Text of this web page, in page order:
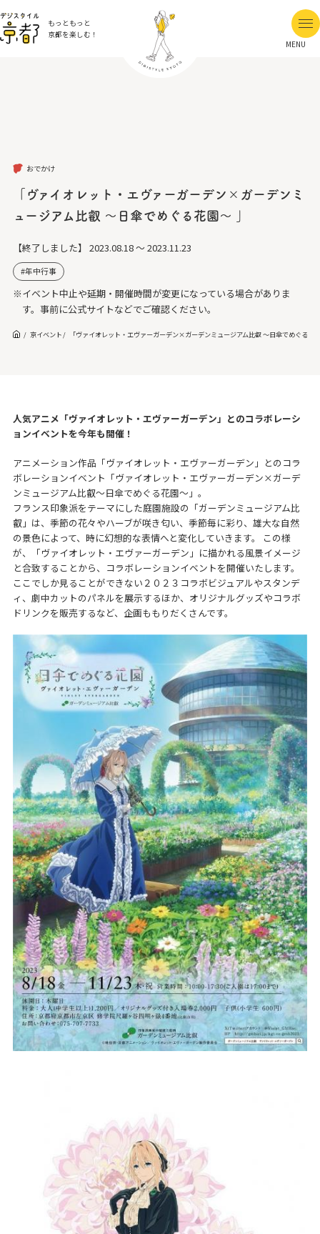
もっともっと
京都を楽しむ！
MENU
おでかけ
「ヴァイオレット・エヴァーガーデン×ガーデンミ
ュージアム比叡 ～日傘でめぐる花園～ 」
【終了しました】 2023.08.18 ～ 2023.11.23
年中行事
※イベント中止や延期・開催時間が変更になっている場合がありま
す。事前に公式サイトなどでご確認ください。
京イベント 「ヴァイオレット・エヴァーガーデン×ガーデンミュージアム比叡 ～日傘でめぐる花
人気アニメ「ヴァイオレット・エヴァーガーデン」とのコラボレーシ
ョンイベントを今年も開催！
アニメーション作品「ヴァイオレット・エヴァーガーデン」とのコラ
ボレーションイベント「ヴァイオレット・エヴァーガーデン×ガーデ
ンミュージアム比叡～日傘でめぐる花園～」。
フランス印象派をテーマにした庭園施設の「ガーデンミュージアム比
叡」は、季節の花々やハーブが咲き匂い、季節毎に彩り、雄大な自然
の景色によって、時に幻想的な表情へと変化していきます。 この様
が、「ヴァイオレット・エヴァーガーデン」に描かれる風景イメージ
と合致することから、コラボレーションイベントを開催いたします。
ここでしか見ることができない２０２３コラボビジュアルやスタンデ
ィ、劇中カットのパネルを展示するほか、オリジナルグッズやコラボ
ドリンクを販売するなど、企画ももりだくさんです。